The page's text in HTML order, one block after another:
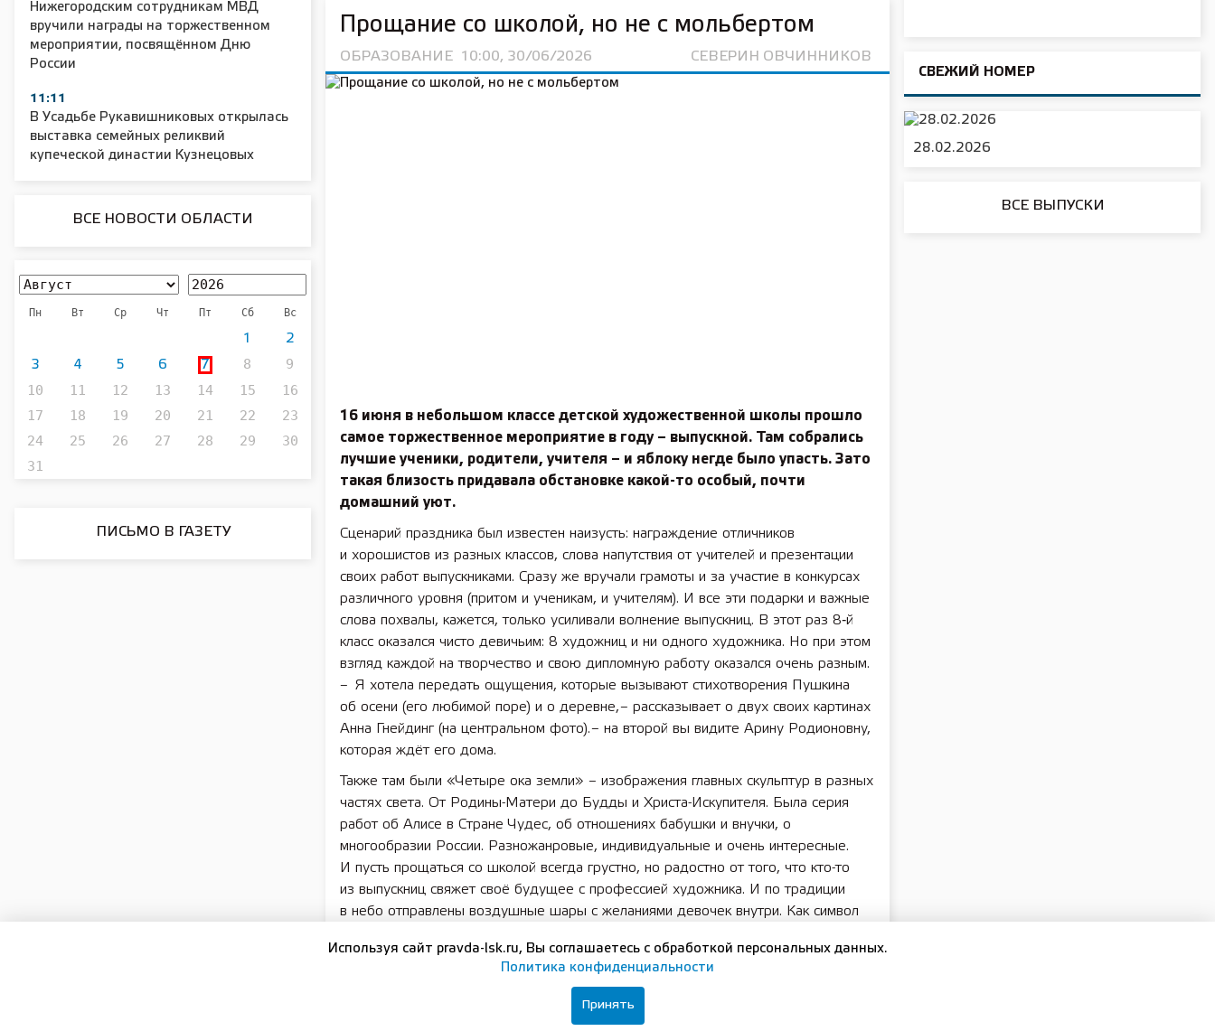
Нижегородским сотрудникам МВД
вручили награды на торжественном
мероприятии, посвящённом Дню
России
11:11
В Усадьбе Рукавишниковых открылась
выставка семейных реликвий
купеческой династии Кузнецовых
ВСЕ НОВОСТИ ОБЛАСТИ
Пн Вт Ср Чт Пт Сб Вс
1 2
3 4 5 6 7 8
9
10
11 12 13 14 15
16
17
18 19 20 21 22
23
24
25 26 27 28 29
30
31
ПИСЬМО В ГАЗЕТУ
Прощание со школой, но не с мольбертом
ОБРАЗОВАНИЕ 10:00, 30/06/2026 СЕВЕРИН ОВЧИННИКОВ
16 июня в небольшом классе детской художественной школы прошло
самое торжественное мероприятие в году – выпускной. Там собрались
лучшие ученики, родители, учителя – и яблоку негде было упасть. Зато
такая близость придавала обстановке ­какой-то особый, почти
домашний уют.
Сценарий праздника был известен наизусть: награждение отличников
и хорошистов из разных классов, слова напутствия от учителей и презентации
своих работ выпускниками. Сразу же вручали грамоты и за участие в конкурсах
различного уровня (притом и ученикам, и учителям). И все эти подарки и важные
слова похвалы, кажется, только усиливали волнение выпускниц. В этот раз 8‑й
класс оказался чисто девичьим: 8 художниц и ни одного художника. Но при этом
взгляд каждой на творчество и свою дипломную работу оказался очень разным.
– Я хотела передать ощущения, которые вызывают стихо­творения Пушкина
об осени (его любимой поре) и о деревне, – рассказывает о двух своих картинах
Анна Гней­динг (на центральном фото). – на второй вы видите Арину Родионовну,
которая ждёт его дома.
Также там были «Четыре ока земли» – изображения главных скульптур в разных
частях света. От Родины-­Матери до Будды и Христа-­Искупителя. Была серия
работ об Алисе в Стране Чудес, об отношениях бабушки и внучки, о
многообразии России. Разножанровые, индивидуальные и очень интересные.
И пусть прощаться со школой всегда грустно, но радостно от того, что ­кто-то
из выпускниц свяжет своё будущее с профессией художника. И по традиции
в небо отправлены воздушные шары с желаниями девочек внутри. Как символ
Подписывайтесь на нашу группу вВКонтакте
СВЕЖИЙ НОМЕР
28.02.2026
ВСЕ ВЫПУСКИ
Используя сайт pravda-lsk.ru, Вы соглашаетесь с обработкой персональных данных.
Политика конфиденциальности
Принять